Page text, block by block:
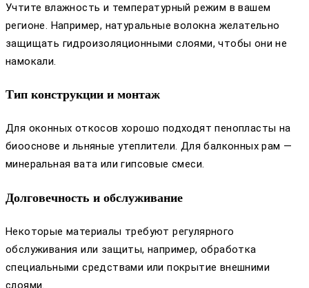
Учтите влажность и температурный режим в вашем
регионе. Например, натуральные волокна желательно
защищать гидроизоляционными слоями, чтобы они не
намокали.
Тип конструкции и монтаж
Для оконных откосов хорошо подходят пенопласты на
биооснове и льняные утеплители. Для балконных рам —
минеральная вата или гипсовые смеси.
Долговечность и обслуживание
Некоторые материалы требуют регулярного
обслуживания или защиты, например, обработка
специальными средствами или покрытие внешними
слоями.